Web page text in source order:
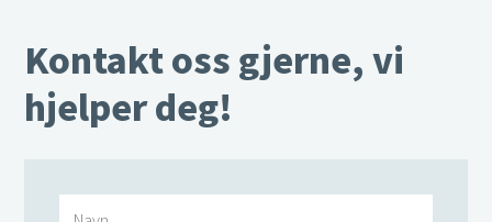
Kontakt oss gjerne, vi
hjelper deg!